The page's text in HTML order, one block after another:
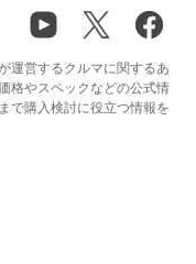
運営するクルマに関するあ
格やスペックなどの公式情
で購入検討に役立つ情報を